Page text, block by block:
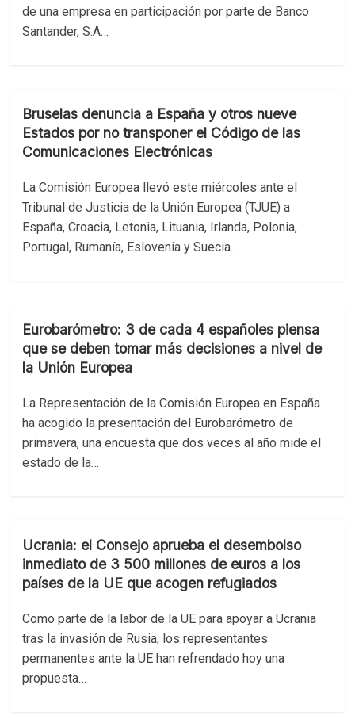
de una empresa en participación por parte de Banco
Santander, S.A…
Bruselas denuncia a España y otros nueve
Estados por no transponer el Código de las
Comunicaciones Electrónicas
La Comisión Europea llevó este miércoles ante el
Tribunal de Justicia de la Unión Europea (TJUE) a
España, Croacia, Letonia, Lituania, Irlanda, Polonia,
Portugal, Rumanía, Eslovenia y Suecia…
Eurobarómetro: 3 de cada 4 españoles piensa
que se deben tomar más decisiones a nivel de
la Unión Europea
La Representación de la Comisión Europea en España
ha acogido la presentación del Eurobarómetro de
primavera, una encuesta que dos veces al año mide el
estado de la…
Ucrania: el Consejo aprueba el desembolso
inmediato de 3 500 millones de euros a los
países de la UE que acogen refugiados
Como parte de la labor de la UE para apoyar a Ucrania
tras la invasión de Rusia, los representantes
permanentes ante la UE han refrendado hoy una
propuesta…